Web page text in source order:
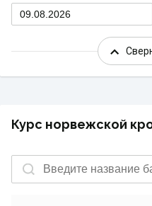
09.08.2026
Курс норвежской